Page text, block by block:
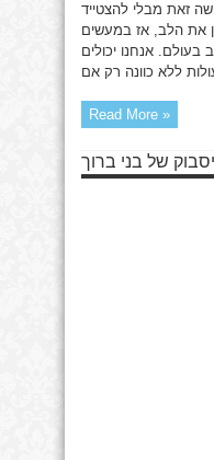
זאת מבלי להצטייד
את הלב, אז במעשים
אנחנו יכולים
Read More »
של בני ברוך